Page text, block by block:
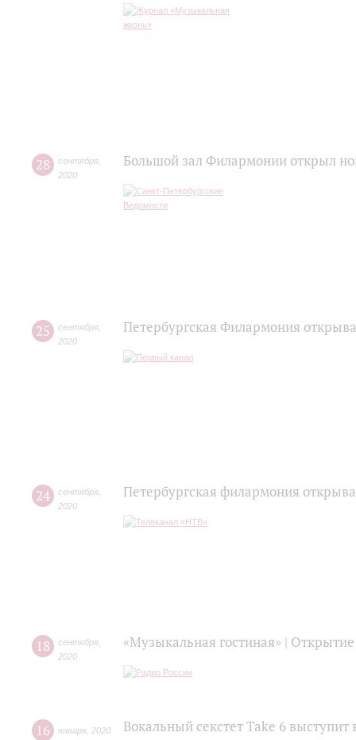
28 сентября
2020
Большой зал Филармонии открыл
25 сентября
2020
Петербургская Филармония
24 сентября
2020
Петербургская филармония
18 сентября
2020
«Музыкальная гостиная» |
16 января 2020 Вокальный секстет Take 6 выступит